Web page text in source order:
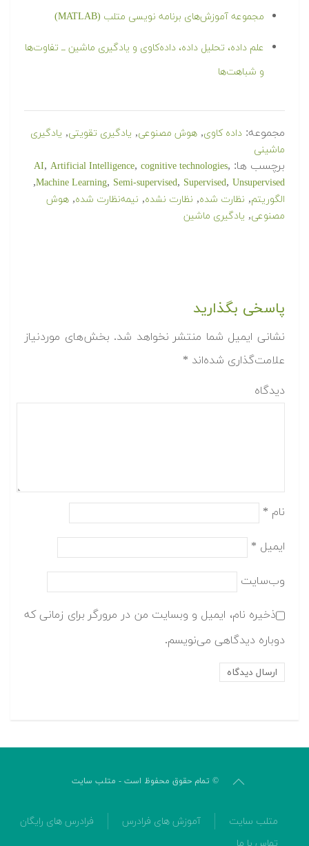
مجموعه آموزش‌های برنامه نویسی متلب (MATLAB)
علم داده، تحلیل داده، داده‌کاوی و یادگیری ماشین ــ تفاوت‌ها
و شباهت‌ها
مجموعه: داده کاوی, هوش مصنوعی, یادگیری تقویتی, یادگیری
ماشینی
برچسب ها: AI, Artificial Intelligence, cognitive technologies,
Machine Learning, Semi-supervised, Supervised, Unsupervised
,
الگوریتم, نظارت شده, نظارت نشده, نیمه‌نظارت شده, هوش
مصنوعی, یادگیری ماشین
پاسخی بگذارید
نشانی ایمیل شما منتشر نخواهد شد. بخش‌های موردنیاز
علامت‌گذاری شده‌اند *
دیدگاه
نام *
ایمیل *
وب‌سایت
ذخیره نام، ایمیل و وبسایت من در مرورگر برای زمانی که
دوباره دیدگاهی می‌نویسم.
© تمام حقوق محفوظ است - متلب سایت
متلب سایت آموزش های فرادرس
فرادرس های رایگان